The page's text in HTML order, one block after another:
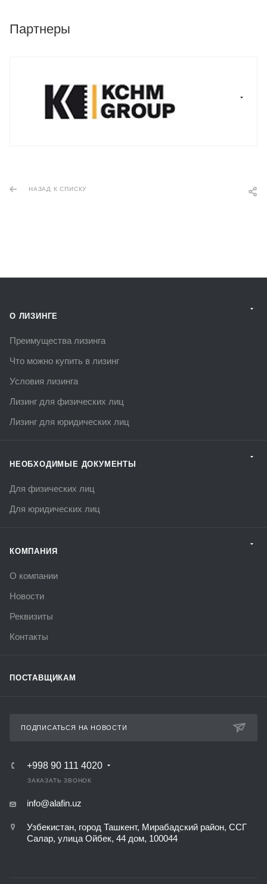
Партнеры
НАЗАД К СПИСКУ
О ЛИЗИНГЕ
Преимущества лизинга
Что можно купить в лизинг
Условия лизинга
Лизинг для физических лиц
Лизинг для юридических лиц
НЕОБХОДИМЫЕ ДОКУМЕНТЫ
Для физических лиц
Для юридических лиц
КОМПАНИЯ
О компании
Новости
Реквизиты
Контакты
ПОСТАВЩИКАМ
ПОДПИСАТЬСЯ НА НОВОСТИ
+998 90 111 4020
ЗАКАЗАТЬ ЗВОНОК
info@alafin.uz
Узбекистан, город Ташкент, Мирабадский район, ССГ
Салар, улица Ойбек, 44 дом, 100044